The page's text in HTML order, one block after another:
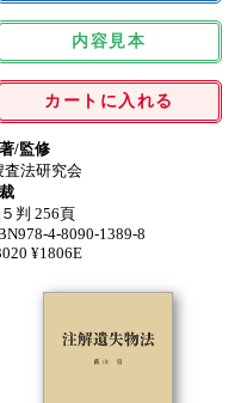
内容見本
カートに入れる
/監修
査法研究会
判 256頁
4-8090-1389-8
¥1806E